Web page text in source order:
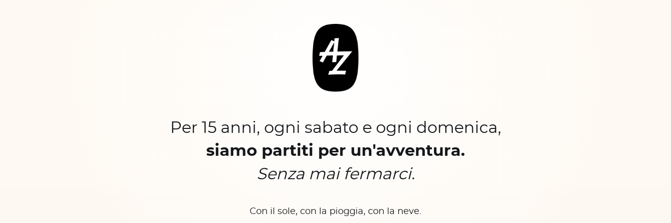
Per 15 anni, ogni sabato e ogni domenica,
siamo partiti per un'avventura.
Senza mai fermarci.
Con il sole, con la pioggia, con la neve.